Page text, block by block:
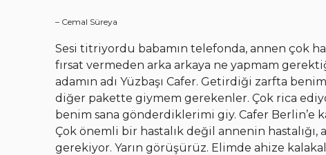
– Cemal Süreya
Sesi titriyordu babamın telefonda, annen çok
fırsat vermeden arka arkaya ne yapmam
adamın adı Yüzbaşı Cafer. Getirdiği zarfta
diğer pakette giymem gerekenler. Çok rica
benim sana gönderdiklerimi giy. Cafer Berlin’e
Çok önemli bir hastalık değil annenin hastalığı,
gerekiyor. Yarın görüşürüz. Elimde ahize